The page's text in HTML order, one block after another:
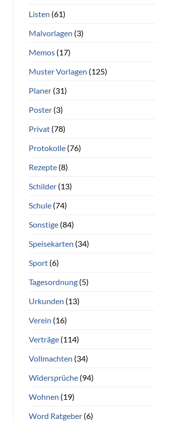
Listen (61)
Malvorlagen (3)
Memos(17)
Muster Vorlagen (125)
Planer(31)
Poster(3)
Privat(78)
Protokolle(76)
Rezepte(8)
Schilder(13)
Schule(74)
Sonstige(84)
Speisekarten (34)
Sport(6)
Tagesordnung(5)
Urkunden (13)
Verein (16)
Verträge(114)
Vollmachten (34)
Widersprüche(94)
Wohnen (19)
Word Ratgeber(6)